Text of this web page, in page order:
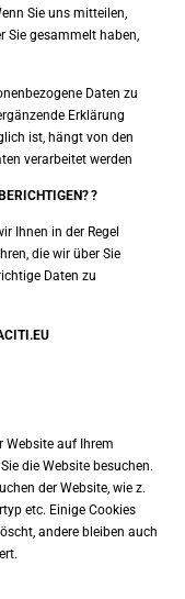
Sie uns mitteilen,
Sie gesammelt haben,
Daten zu
Erklärung
ist, hängt von den
verarbeitet werden
?
Ihnen in der Regel
die wir über Sie
Daten zu
Website auf Ihrem
die Website besuchen.
der Website, wie z.
etc. Einige Cookies
andere bleiben auch